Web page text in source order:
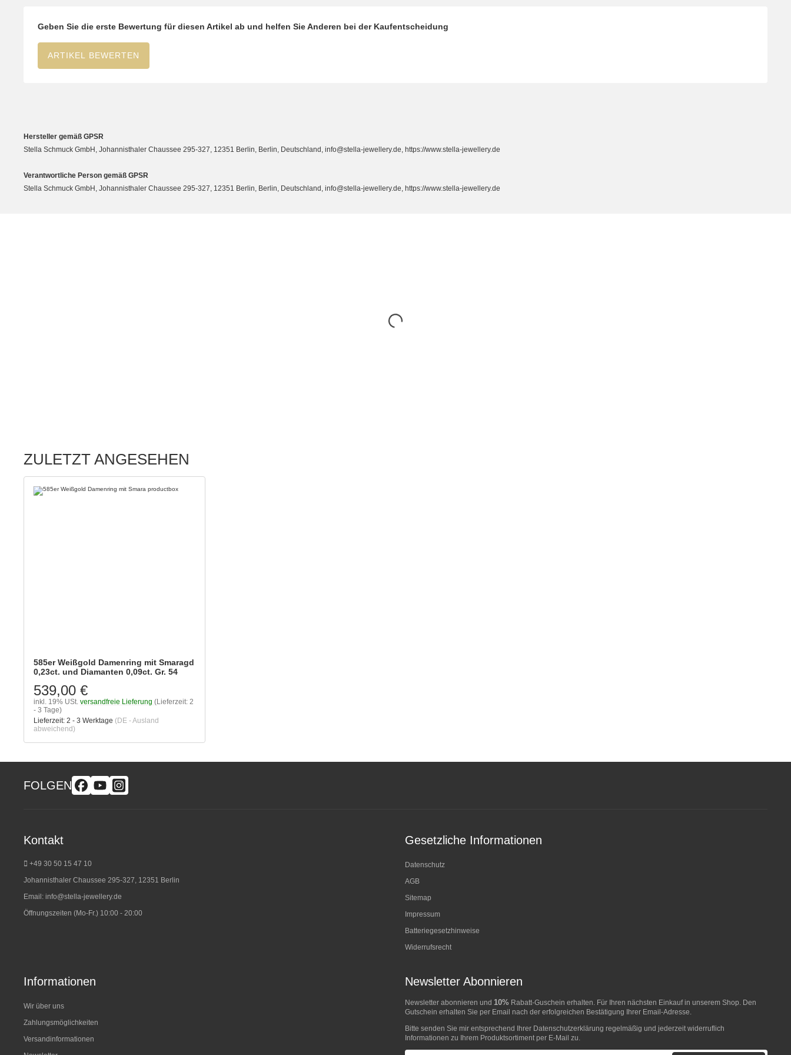
Geben Sie die erste Bewertung für diesen Artikel ab und helfen Sie Anderen bei der Kaufentscheidung
ARTIKEL BEWERTEN
Hersteller gemäß GPSR
Stella Schmuck GmbH, Johannisthaler Chaussee 295-327, 12351 Berlin, Berlin, Deutschland, info@stella-jewellery.de, https://www.stella-jewellery.de
Verantwortliche Person gemäß GPSR
Stella Schmuck GmbH, Johannisthaler Chaussee 295-327, 12351 Berlin, Berlin, Deutschland, info@stella-jewellery.de, https://www.stella-jewellery.de
ZULETZT ANGESEHEN
585er Weißgold Damenring mit Smaragd
0,23ct. und Diamanten 0,09ct. Gr. 54
539,00 €
inkl. 19% USt. versandfreie Lieferung (Lieferzeit: 2
- 3 Tage)
Lieferzeit: 2 - 3 Werktage (DE - Ausland
abweichend)
FOLGEN
Kontakt
+49 30 50 15 47 10
Johannisthaler Chaussee 295-327, 12351 Berlin
Email: info@stella-jewellery.de
Öffnungszeiten (Mo-Fr.) 10:00 - 20:00
Gesetzliche Informationen
Datenschutz
AGB
Sitemap
Impressum
Batteriegesetzhinweise
Widerrufsrecht
Informationen
Wir über uns
Zahlungsmöglichkeiten
Versandinformationen
Newsletter Abonnieren
Newsletter abonnieren und 10% Rabatt-Guschein erhalten. Für Ihren nächsten Einkauf in unserem Shop. Den
Gutschein erhalten Sie per Email nach der erfolgreichen Bestätigung Ihrer Email-Adresse.
Bitte senden Sie mir entsprechend Ihrer Datenschutzerklärung regelmäßig und jederzeit widerruflich
Informationen zu Ihrem Produktsortiment per E-Mail zu.